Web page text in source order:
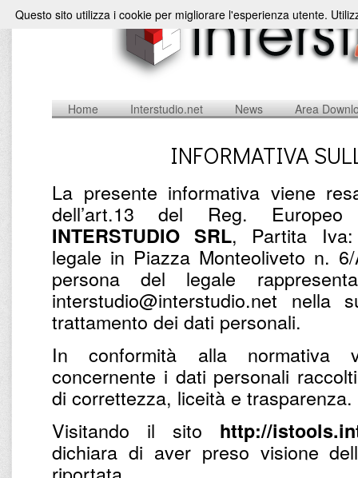
Home Interstudio.net News Area
INFORMATIVA
La presente informativa viene
dell’art.13 del Reg.
INTERSTUDIO SRL, Partita Iva:
legale in Piazza Monteoliveto n.
persona del legale
interstudio@interstudio.net
trattamento dei dati personali.
In conformità alla normativa
concernente i dati personali
di correttezza, liceità e trasparenza.
Visitando il sito http://
dichiara di aver preso visione
Questo sito utilizza i cookie per migliorare l'esperienza utente.